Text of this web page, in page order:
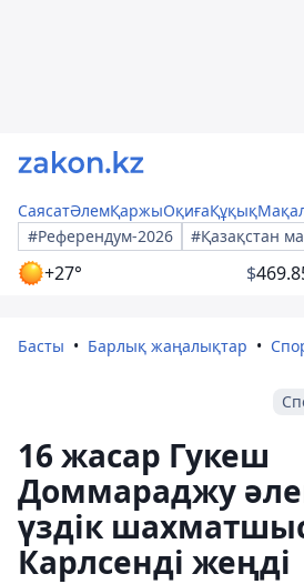
СаясатӘлемҚаржыОқиғаҚұқық
#Референдум-2026
#Қазақстан
+27° $
Басты Барлық жаңалықтар
16 жасар Гукеш
Доммараджу
үздік
Карлсенді жеңді